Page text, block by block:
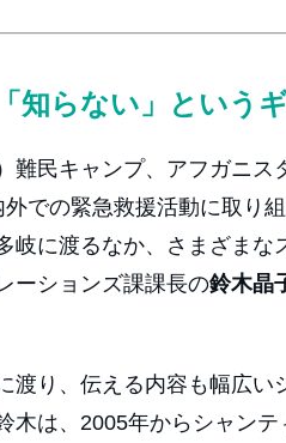
知らない」という
難民キャンプ、アフガニス
での緊急救援活動に取り
岐に渡るなか、さまざまな
ーションズ課課長の鈴木晶
渡り、伝える内容も幅広い
木は、2005年からシャン